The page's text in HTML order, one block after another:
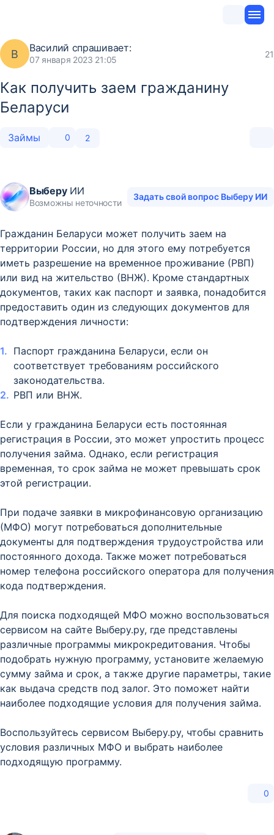
В Василий спрашивает:
07 января 2023 21:05
21
Как получить заем гражданину
Беларуси
Займы 0 2
ВыберуИИ
Возможны неточности
Задать свой вопрос Выберу ИИ
Гражданин Беларуси может получить заем на
территории России, но для этого ему потребуется
иметь разрешение на временное проживание (РВП)
или вид на жительство (ВНЖ). Кроме стандартных
документов, таких как паспорт и заявка, понадобится
предоставить один из следующих документов для
подтверждения личности:
Паспорт гражданина Беларуси, если он
соответствует требованиям российского
законодательства.
РВП или ВНЖ.
Если у гражданина Беларуси есть постоянная
регистрация в России, это может упростить процесс
получения займа. Однако, если регистрация
временная, то срок займа не может превышать срок
этой регистрации.
При подаче заявки в микрофинансовую организацию
(МФО) могут потребоваться дополнительные
документы для подтверждения трудоустройства или
постоянного дохода. Также может потребоваться
номер телефона российского оператора для получения
кода подтверждения.
Для поиска подходящей МФО можно воспользоваться
сервисом на сайте Выберу.ру, где представлены
различные программы микрокредитования. Чтобы
подобрать нужную программу, установите желаемую
сумму займа и срок, а также другие параметры, такие
как выдача средств под залог. Это поможет найти
наиболее подходящие условия для получения займа.
Воспользуйтесь сервисом Выберу.ру, чтобы сравнить
условия различных МФО и выбрать наиболее
подходящую программу.
0